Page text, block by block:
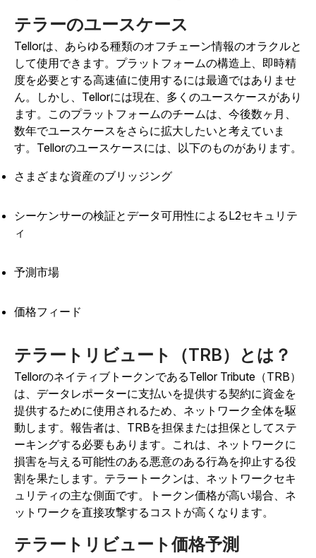
テラーのユースケース
Tellorは、あらゆる種類のオフチェーン情報のオラクルと
して使用できます。プラットフォームの構造上、即時精
度を必要とする高速値に使用するには最適ではありませ
ん。しかし、Tellorには現在、多くのユースケースがあり
ます。このプラットフォームのチームは、今後数ヶ月、
数年でユースケースをさらに拡大したいと考えていま
す。Tellorのユースケースには、以下のものがあります。
さまざまな資産のブリッジング
シーケンサーの検証とデータ可用性によるL2セキュリテ
ィ
予測市場
価格フィード
テラートリビュート（TRB）とは？
TellorのネイティブトークンであるTellor Tribute（TRB）
は、データレポーターに支払いを提供する契約に資金を
提供するために使用されるため、ネットワーク全体を駆
動します。報告者は、TRBを担保または担保としてステ
ーキングする必要もあります。これは、ネットワークに
損害を与える可能性のある悪意のある行為を抑止する役
割を果たします。テラートークンは、ネットワークセキ
ュリティの主な側面です。トークン価格が高い場合、ネ
ットワークを直接攻撃するコストが高くなります。
テラートリビュート価格予測